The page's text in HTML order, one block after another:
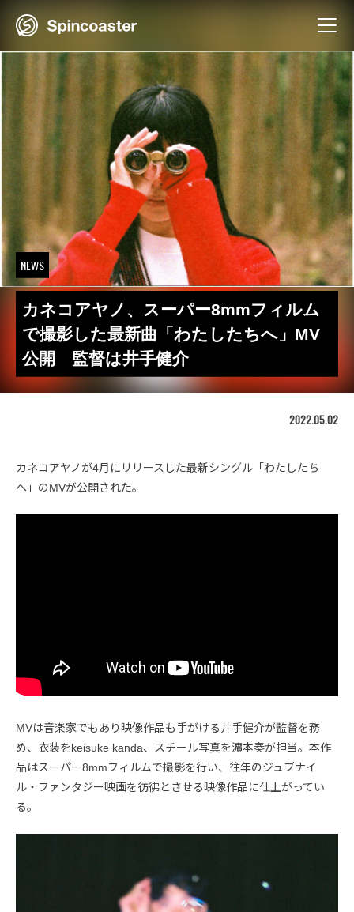
NEWS
カネコアヤノ、スーパー8mmフィルム
で撮影した最新曲「わたしたちへ」MV
公開 監督は井手健介
2022.05.02
カネコアヤノが4月にリリースした最新シングル「わたしたち
へ」のMVが公開された。
MVは音楽家でもあり映像作品も手がける井手健介が監督を務
め、衣装をkeisuke kanda、スチール写真を濵本奏が担当。本作
品はスーパー8mmフィルムで撮影を行い、往年のジュブナイ
ル・ファンタジー映画を彷彿とさせる映像作品に仕上がってい
る。